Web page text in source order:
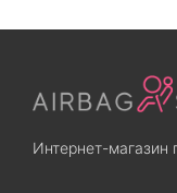
Интернет-магазин